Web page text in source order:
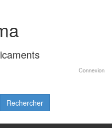
Connexion